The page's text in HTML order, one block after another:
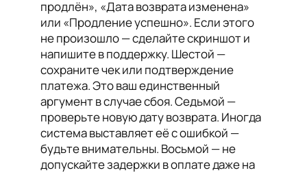
продлён», «Дата возврата изменена»
или «Продление успешно». Если этого
не произошло — сделайте скриншот и
напишите в поддержку. Шестой —
сохраните чек или подтверждение
платежа. Это ваш единственный
аргумент в случае сбоя. Седьмой —
проверьте новую дату возврата. Иногда
система выставляет её с ошибкой —
будьте внимательны. Восьмой — не
допускайте задержки в оплате даже на